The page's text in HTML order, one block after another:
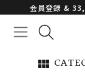
会員登録 &
view_module